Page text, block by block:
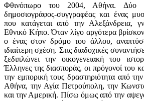
Φθινόπωρο του 2004, Αθήνα. Δύο
δημοσιογράφος-συγγραφέας και ένας
που κατάγεται από την Αλεξάνδρεια,
Εθνικό Κήπο. Όταν λίγο αργότερα
ο ένας στον δρόμο του άλλου,
ιδιαίτερη σχέση. Στις διαδοχικές
ξεδιπλώνει την οικογενειακή του
Έλληνες της διασποράς, οι πρόγονοί του
την εμπορική τους δραστηριότητα από
Αθήνα, την Αγία Πετρούπολη, την
και την Αμερική. Πίσω όμως από την